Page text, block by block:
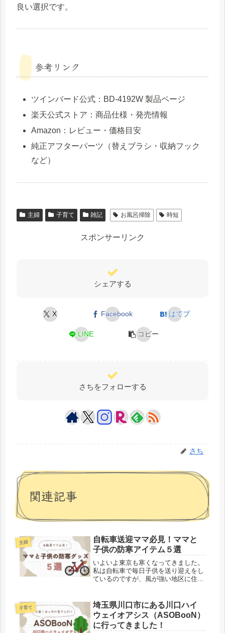
良い選択です。
参考リンク
ツインバード公式：BD-4192W 製品ページ
楽天公式ストア：商品仕様・発売情報
Amazon：レビュー・価格目安
純正アフターパーツ（替えブラシ・収納フック
など）
主婦 子育て 雑記 お風呂掃除 時短
スポンサーリンク
シェアする
X Facebook はてブ
LINE コピー
さちをフォローする
さち
関連記事
主婦
自転車送迎ママ必見！ママと
子供の防寒アイテム５選
いよいよ東京も寒くなってきました。
私は自転車で毎日子供を送り迎えをし
ているのですが、風が強い地区に住ん
グッズ、また保育園ママに人気の寒さ
対策グッズをご紹介したいと思いま
す。...
子育て
埼玉県川口市にある川口ハイ
ウェイオアシス（ASOBooN）
に行ってきました！